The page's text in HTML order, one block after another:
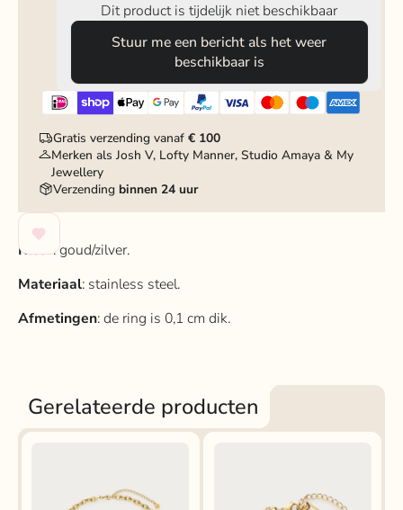
Dit product is tijdelijk niet beschikbaar
Stuur me een bericht als het weer
beschikbaar is
Gratis verzending vanaf€ 100
Merken als Josh V, Lofty Manner, Studio Amaya & My
Jewellery
Verzendingbinnen 24 uur
Kleur: goud/zilver.
Materiaal: stainless steel.
Afmetingen: de ring is 0,1 cm dik.
Gerelateerde producten